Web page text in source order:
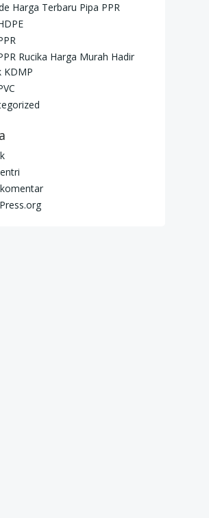
Harga Terbaru Pipa PPR
Rucika Harga Murah Hadir
KDMP